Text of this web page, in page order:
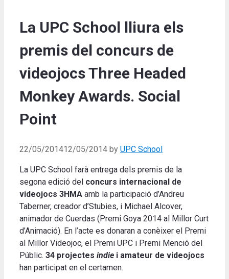
La UPC School lliura els
premis del concurs de
videojocs Three Headed
Monkey Awards. Social
Point
22/05/201412/05/2014 by UPC School
La UPC School farà entrega dels premis de la
segona edició del concurs internacional de
videojocs 3HMA amb la participació d’Andreu
Taberner, creador d’Stubies, i Michael Alcover,
animador de Cuerdas (Premi Goya 2014 al Millor Curt
d’Animació). En l’acte es donaran a conèixer el Premi
al Millor Videojoc, el Premi UPC i Premi Menció del
Públic. 34 projectes indie i amateur de videojocs
han participat en el certamen.